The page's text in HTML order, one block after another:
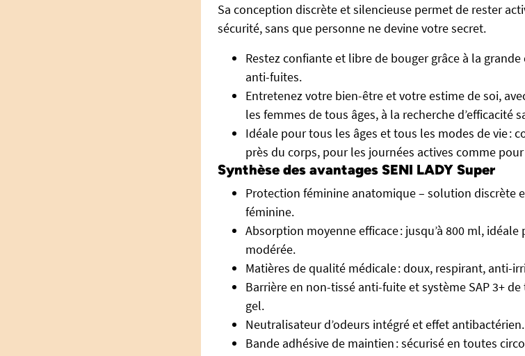
Sa conception discrète et silencieuse permet de rester
sécurité, sans que personne ne devine votre secret.
Restez confiante et libre de bouger grâce à la
anti-fuites.
Entretenez votre bien-être et votre estime de soi,
les femmes de tous âges, à la recherche d’efficacité
Idéale pour tous les âges et tous les modes de vie :
près du corps, pour les journées actives comme
Synthèse des avantages SENI LADY Super
Protection féminine anatomique – solution discrète
féminine.
Absorption moyenne efficace : jusqu’à 800 ml,
modérée.
Matières de qualité médicale : doux, respirant, anti-
Barrière en non-tissé anti-fuite et système SAP 3+
gel.
Neutralisateur d’odeurs intégré et effet antibactérien.
Bande adhésive de maintien : sécurisé en toutes